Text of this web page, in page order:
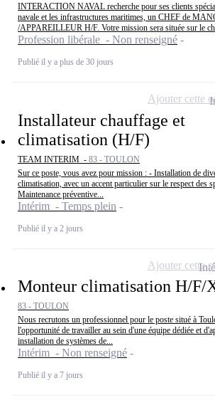
INTERACTION NAVAL recherche pour ses clients
navale et les infrastructures maritimes, un CHEF de
/APPAREILLEUR H/F. Votre mission sera située sur le
Profession libérale - Non renseigné
Publié il y a plus de 30 jours
Installateur chauffage et
climatisation (H/F)
TEAM INTERIM - 83 - TOULON
Sur ce poste, vous avez pour mission : - Installation de
climatisation, avec un accent particulier sur le respect des
Maintenance préventive...
Intérim - Temps plein
Publié il y a 2 jours
Ajouter cette
Monteur climatisation H/F/
83 - TOULON
Nous recrutons un professionnel pour le poste situé à
l'opportunité de travailler au sein d'une équipe dédiée et
installation de systèmes de...
Intérim - Non renseigné
Publié il y a 7 jours
Ajouter cette